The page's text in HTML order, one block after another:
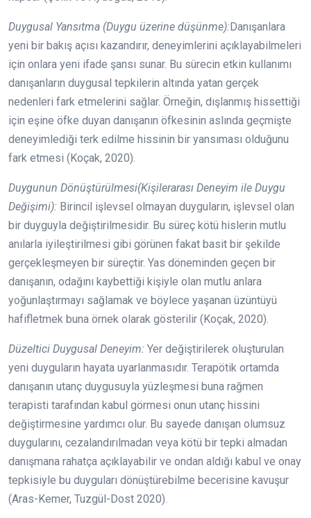
Duygusal Yansıtma (Duygu üzerine düşünme): Danışanlara
yeni bir bakış açısı kazandırır, deneyimlerini açıklayabilmeleri
için onlara yeni ifade şansı sunar. Bu sürecin etkin kullanımı
danışanların duygusal tepkilerin altında yatan gerçek
nedenleri fark etmelerini sağlar. Örneğin, dışlanmış hissettiği
için eşine öfke duyan danışanın öfkesinin aslında geçmişte
deneyimlediği terk edilme hissinin bir yansıması olduğunu
fark etmesi (Koçak, 2020).
Duygunun Dönüştürülmesi(Kişilerarası Deneyim ile Duygu
Değişimi): Birincil işlevsel olmayan duyguların, işlevsel olan
bir duyguyla değiştirilmesidir. Bu süreç kötü hislerin mutlu
anılarla iyileştirilmesi gibi görünen fakat basit bir şekilde
gerçekleşmeyen bir süreçtir. Yas döneminden geçen bir
danışanın, odağını kaybettiği kişiyle olan mutlu anlara
yoğunlaştırmayı sağlamak ve böylece yaşanan üzüntüyü
hafifletmek buna örnek olarak gösterilir (Koçak, 2020).
Düzeltici Duygusal Deneyim: Yer değiştirilerek oluşturulan
yeni duyguların hayata uyarlanmasıdır. Terapötik ortamda
danışanın utanç duygusuyla yüzleşmesi buna rağmen
terapisti tarafından kabul görmesi onun utanç hissini
değiştirmesine yardımcı olur. Bu sayede danışan olumsuz
duygularını, cezalandırılmadan veya kötü bir tepki almadan
danışmana rahatça açıklayabilir ve ondan aldığı kabul ve onay
tepkisiyle bu duyguları dönüştürebilme becerisine kavuşur
(Aras-Kemer, Tuzgül-Dost 2020).